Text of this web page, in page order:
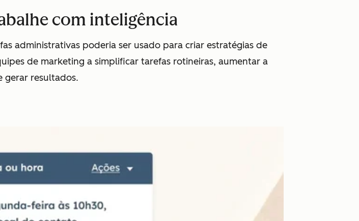
com inteligência
administrativas poderia ser usado para criar estratégias de
de marketing a simplificar tarefas rotineiras, aumentar a
gerar resultados.